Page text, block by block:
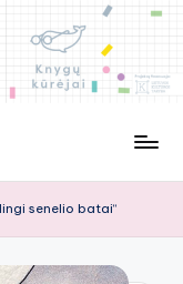
senelio batai“